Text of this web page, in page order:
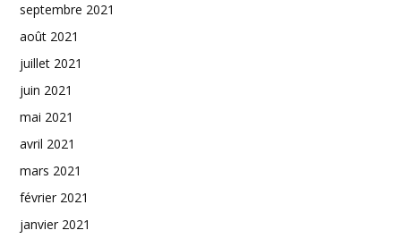
septembre 2021
août 2021
juillet 2021
juin 2021
mai 2021
avril 2021
mars 2021
février 2021
janvier 2021